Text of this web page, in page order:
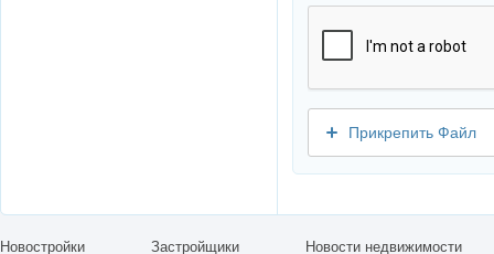
Прикрепить Файл
Новостройки Застройщики Новости недвижимости